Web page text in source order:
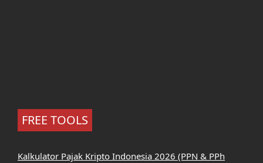
FREE TOOLS
Kalkulator Pajak Kripto Indonesia 2026 (PPN & PPh